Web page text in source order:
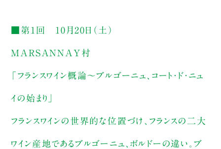
■第1回 10月20日（土）
MARSANNAY村
「フランスワイン概論～ブルゴーニュ、コート・ド・ニュ
イの始まり」
フランスワインの世界的な位置づけ、フランスの二大
ワイン産地であるブルゴーニュ、ボルドーの違い。ブ